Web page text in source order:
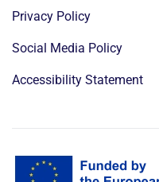
Privacy Policy
Social Media Policy
Accessibility Statement